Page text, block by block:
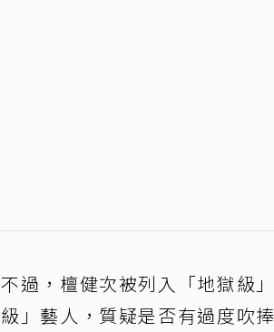
不過，檀健次被列入「地獄級
級」藝人，質疑是否有過度吹